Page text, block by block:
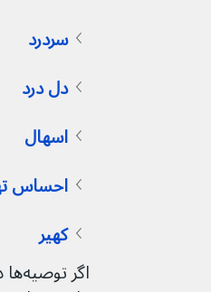
سردرد
دل درد
اسهال
احساس
کهیر